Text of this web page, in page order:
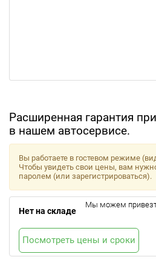
Расширенная гарантия
в нашем автосервисе.
Вы работаете в гостевом режиме
Чтобы увидеть свои цены, вам
паролем (или зарегистрироваться).
Нет на складе
Мы можем
Посмотреть цены и сроки